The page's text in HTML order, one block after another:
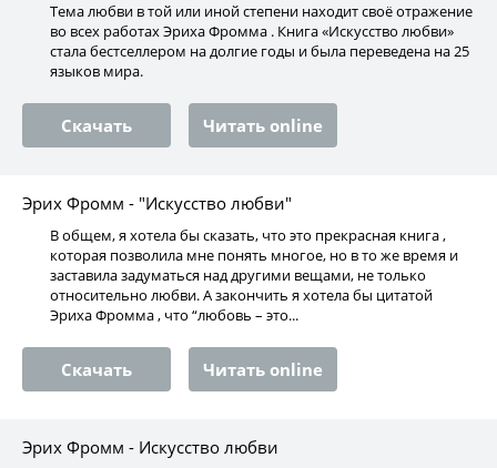
Тема любви в той или иной степени находит своё отражение
во всех работах Эриха Фромма . Книга «Искусство любви»
стала бестселлером на долгие годы и была переведена на 25
языков мира.
Скачать Читать online
Эрих Фромм - "Искусство любви"
В общем, я хотела бы сказать, что это прекрасная книга ,
которая позволила мне понять многое, но в то же время и
заставила задуматься над другими вещами, не только
относительно любви. А закончить я хотела бы цитатой
Эриха Фромма , что “любовь – это...
Скачать Читать online
Эрих Фромм - Искусство любви